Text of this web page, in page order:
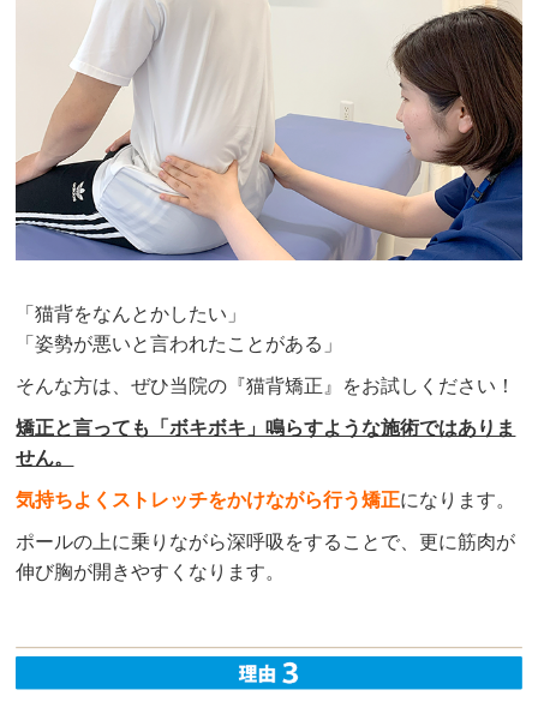
Masayuki
3 か月前
腰痛の治療をきっかけとして通院し始めました。
骨盤矯正とEMSの処方を受けております。
腰痛はお陰様で改善傾向です。
院内は明るい雰囲気で挨拶がハキハキされてます
ね。リラックスできるのでいい感じです。
クチコミをもっと見る
「猫背をなんとかしたい」
「姿勢が悪いと言われたことがある」
そんな方は、ぜひ当院の『猫背矯正』をお試しください！
矯正と言っても「ボキボキ」鳴らすような施術ではありま
せん。
気持ちよくストレッチをかけながら行う矯正になります。
ポールの上に乗りながら深呼吸をすることで、更に筋肉が
伸び胸が開きやすくなります。